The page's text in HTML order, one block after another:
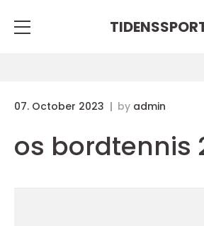
07. October 2023 by admin
os bordtennis